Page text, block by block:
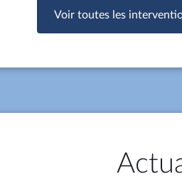
Voir toutes les